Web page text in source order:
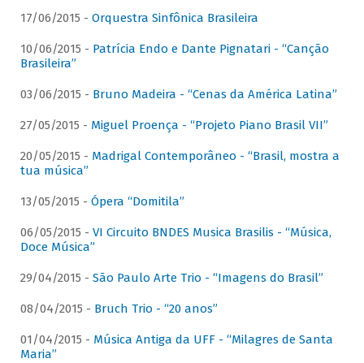
17/06/2015 - Orquestra Sinfônica Brasileira
10/06/2015 - Patrícia Endo e Dante Pignatari - “Canção
Brasileira”
03/06/2015 - Bruno Madeira - “Cenas da América Latina”
27/05/2015 - Miguel Proença - “Projeto Piano Brasil VII”
20/05/2015 - Madrigal Contemporâneo - “Brasil, mostra a
tua música”
13/05/2015 - Ópera “Domitila”
06/05/2015 - VI Circuito BNDES Musica Brasilis - “Música,
Doce Música”
29/04/2015 - São Paulo Arte Trio - “Imagens do Brasil”
08/04/2015 - Bruch Trio - “20 anos”
01/04/2015 - Música Antiga da UFF - “Milagres de Santa
Maria”